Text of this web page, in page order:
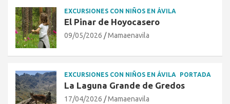
EXCURSIONES CON NIÑOS EN ÁVILA
El Pinar de Hoyocasero
09/05/2026 Mamaenavila
EXCURSIONES CON NIÑOS EN ÁVILA PORTADA
La Laguna Grande de Gredos
17/04/2026 Mamaenavila